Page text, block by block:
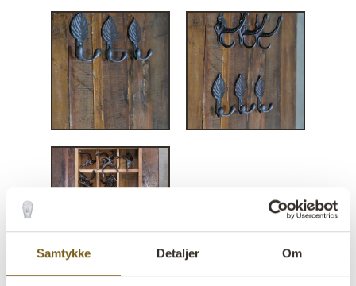
Samtykke Detaljer Om